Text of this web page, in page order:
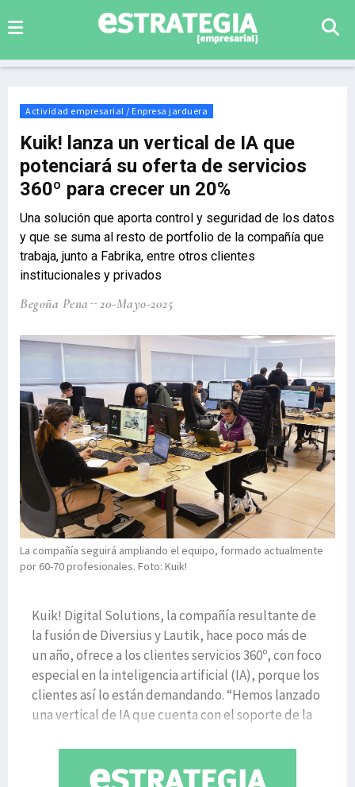
Actividad empresarial / Enpresa jarduera
Kuik! lanza un vertical de IA que
potenciará su oferta de servicios
360º para crecer un 20%
Una solución que aporta control y seguridad de los datos
y que se suma al resto de portfolio de la compañía que
trabaja, junto a Fabrika, entre otros clientes
institucionales y privados
Begoña Pena 20-Mayo-2025
La compañía seguirá ampliando el equipo, formado actualmente
por 60-70 profesionales. Foto: Kuik!
Kuik! Digital Solutions, la compañía resultante de
la fusión de Diversius y Lautik, hace poco más de
un año, ofrece a los clientes servicios 360º, con foco
especial en la inteligencia artificial (IA), porque los
clientes así lo están demandando. “Hemos lanzado
una vertical de IA que cuenta con el soporte de la